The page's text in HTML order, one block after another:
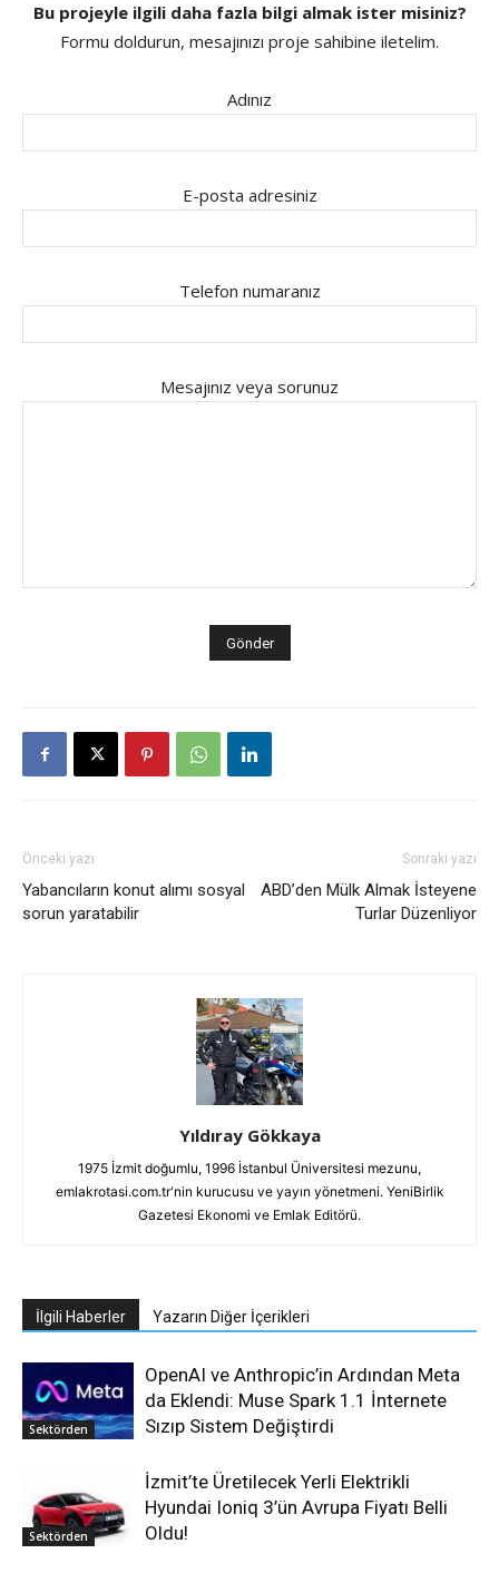
Bu projeyle ilgili daha fazla bilgi almak ister misiniz?
Formu doldurun, mesajınızı proje sahibine iletelim.
Adınız
E-posta adresiniz
Telefon numaranız
Mesajınız veya sorunuz
Önceki yazı
Yabancıların konut alımı sosyal
sorun yaratabilir
Sonraki yazı
ABD’den Mülk Almak İsteyene
Turlar Düzenliyor
Yıldıray Gökkaya
1975 İzmit doğumlu, 1996 İstanbul Üniversitesi mezunu,
emlakrotasi.com.tr'nin kurucusu ve yayın yönetmeni. YeniBirlik
Gazetesi Ekonomi ve Emlak Editörü.
İlgili Haberler Yazarın Diğer İçerikleri
Sektörden
OpenAI ve Anthropic’in Ardından Meta
da Eklendi: Muse Spark 1.1 İnternete
Sızıp Sistem Değiştirdi
Sektörden
İzmit’te Üretilecek Yerli Elektrikli
Hyundai Ioniq 3’ün Avrupa Fiyatı Belli
Oldu!